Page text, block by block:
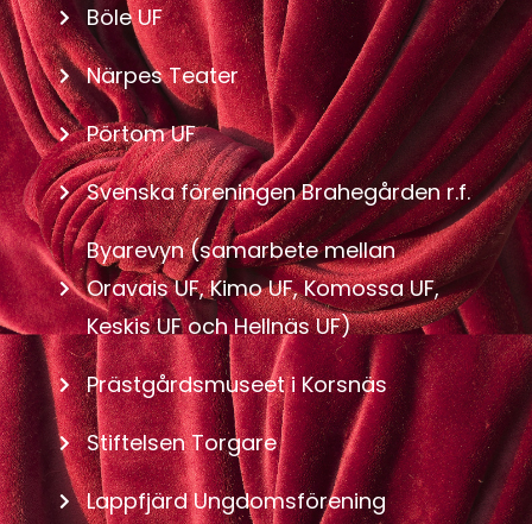
Böle UF
Närpes Teater
Pörtom UF
Svenska föreningen Brahegården r.f.
Byarevyn (samarbete mellan
Oravais UF, Kimo UF, Komossa UF,
Keskis UF och Hellnäs UF)
Prästgårdsmuseet i Korsnäs
Stiftelsen Torgare
Lappfjärd Ungdomsförening